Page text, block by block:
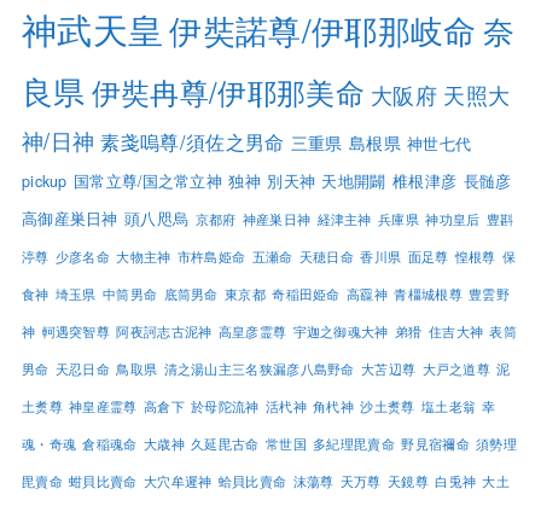
神武天皇 伊奘諾尊/伊耶那岐命 奈
良県 伊奘冉尊/伊耶那美命 大阪府 天照大
神/日神 素戔嗚尊/須佐之男命 三重県 島根県 神世七代
pickup 国常立尊/国之常立神 独神 別天神 天地開闢 椎根津彦 長髄彦
高御産巣日神 頭八咫烏 京都府 神産巣日神 経津主神 兵庫県 神功皇后 豊斟
渟尊 少彦名命 大物主神 市杵島姫命 五瀬命 天穂日命 香川県 面足尊 惶根尊 保
食神 埼玉県 中筒男命 底筒男命 東京都 奇稲田姫命 高龗神 青橿城根尊 豊雲野
神 軻遇突智尊 阿夜訶志古泥神 高皇彦霊尊 宇迦之御魂大神 弟猾 住吉大神 表筒
男命 天忍日命 鳥取県 清之湯山主三名狭漏彦八島野命 大苫辺尊 大戸之道尊 泥
土煑尊 神皇産霊尊 高倉下 於母陀流神 活杙神 角杙神 沙土煑尊 塩土老翁 幸
魂・奇魂 倉稲魂命 大歳神 久延毘古命 常世国 多紀理毘賣命 野見宿禰命 須勢理
毘賣命 蚶貝比賣命 大穴牟遲神 蛤貝比賣命 沫蕩尊 天万尊 天鏡尊 白兎神 大土